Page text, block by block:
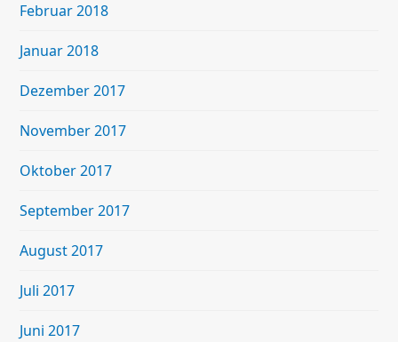
Februar 2018
Januar 2018
Dezember 2017
November 2017
Oktober 2017
September 2017
August 2017
Juli 2017
Juni 2017